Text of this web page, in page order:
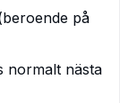
på
normalt nästa